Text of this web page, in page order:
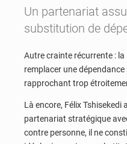
Un partenariat
substitution de
Autre crainte récurrente : la
remplacer une
rapprochant trop
Là encore, Félix Tshisekedi
partenariat stratégique
contre personne, il ne